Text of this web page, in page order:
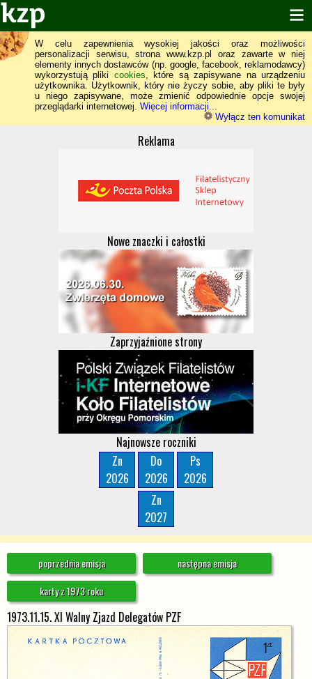
W celu zapewnienia wysokiej jakości oraz możliwości
personalizacji serwisu, strona www.kzp.pl oraz zawarte w niej
elementy innych dostawców (np. google, facebook, reklamodawcy)
wykorzystują pliki cookies, które są zapisywane na urządzeniu
użytkownika. Użytkownik, który nie życzy sobie, aby pliki te były
u niego zapisywane, może zmienić odpowiednie opcje swojej
przeglądarki internetowej. Więcej informacji...
Wyłącz ten komunikat
Reklama
Nowe znaczki i całostki
Zaprzyjaźnione strony
Najnowsze roczniki
Zn
2026
Do
2026
Ps
2026
Zn
2027
poprzednia emisja
następna emisja
karty z 1973 roku
1973.11.15. XI Walny Zjazd Delegatów PZF